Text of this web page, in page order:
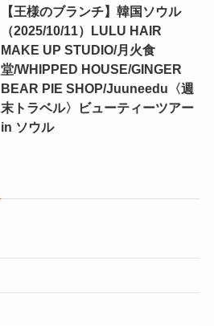
【王様のブランチ】韓国ソウル
（2025/10/11）LULU HAIR
MAKE UP STUDIO/月火食
堂/WHIPPED HOUSE/GINGER
BEAR PIE SHOP/Juuneedu〈週
末トラベル〉ビューティーツアー
in ソウル